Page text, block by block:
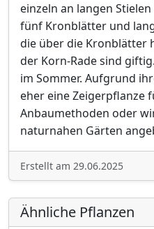
einzeln an langen
fünf Kronblätter und
die über die Kronblätter
der Korn-Rade sind
im Sommer. Aufgrund
eher eine Zeigerpflanze
Anbaumethoden oder
naturnahen Gärten
Erstellt am 29.06.2025
Ähnliche Pflanzen